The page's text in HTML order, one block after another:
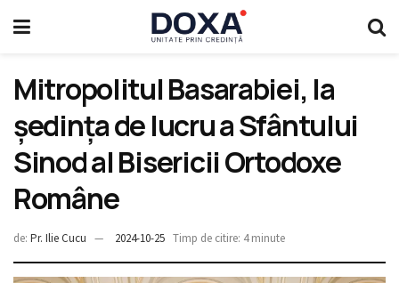
Mitropolitul Basarabiei, la
ședința de lucru a Sfântului
Sinod al Bisericii Ortodoxe
Române
de: Pr. Ilie Cucu 2024-10-25 Timp de citire: 4 minute